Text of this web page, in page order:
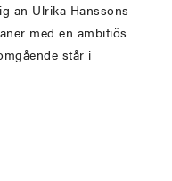
an Ulrika Hanssons
med en ambitiös
står i